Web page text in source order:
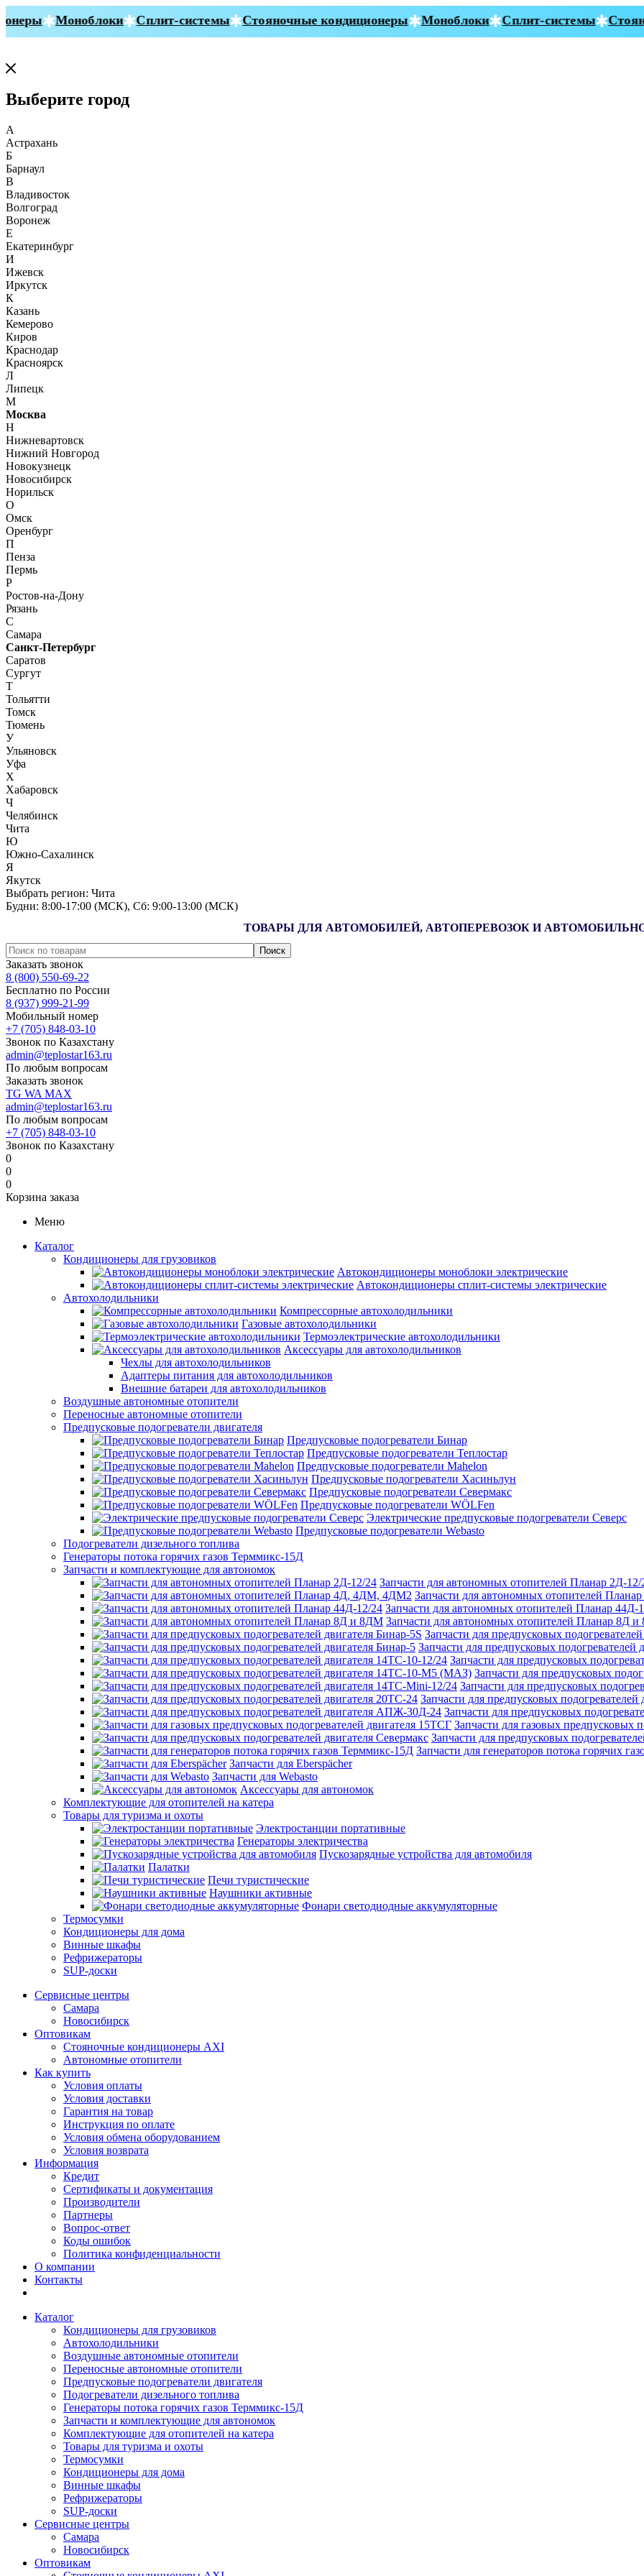
Моноблоки Сплит-системы Стояночные кондиционеры Моноблоки Сплит-системы
Выберите город
А
Астрахань
Б
Барнаул
В
Владивосток
Волгоград
Воронеж
Е
Екатеринбург
И
Ижевск
Иркутск
К
Казань
Кемерово
Киров
Краснодар
Красноярск
Л
Липецк
М
Москва
Н
Нижневартовск
Нижний Новгород
Новокузнецк
Новосибирск
Норильск
О
Омск
Оренбург
П
Пенза
Пермь
Р
Ростов-на-Дону
Рязань
С
Самара
Санкт-Петербург
Саратов
Сургут
Т
Тольятти
Томск
Тюмень
У
Ульяновск
Уфа
Х
Хабаровск
Ч
Челябинск
Чита
Ю
Южно-Сахалинск
Я
Якутск
Выбрать регион: Чита
Будни: 8:00‑17:00 (МСК), Сб: 9:00‑13:00 (МСК)
ТОВАРЫ ДЛЯ АВТОМОБИЛЕЙ, АВТОПЕРЕВОЗОК И
Заказать звонок
8 (800) 550-69-22
Бесплатно по России
8 (937) 999-21-99
Мобильный номер
+7 (705) 848-03-10
Звонок по Казахстану
admin@teplostar163.ru
По любым вопросам
Заказать звонок
TG WA MAX
admin@teplostar163.ru
По любым вопросам
+7 (705) 848-03-10
Звонок по Казахстану
0
0
0
Корзина заказа
Меню
Каталог
Кондиционеры для грузовиков
Автокондиционеры моноблоки электрические
Автокондиционеры сплит-системы электрические
Автохолодильники
Компрессорные автохолодильники
Газовые автохолодильники
Термоэлектрические автохолодильники
Аксессуары для автохолодильников
Чехлы для автохолодильников
Адаптеры питания для автохолодильников
Внешние батареи для автохолодильников
Воздушные автономные отопители
Переносные автономные отопители
Предпусковые подогреватели двигателя
Предпусковые подогреватели Бинар
Предпусковые подогреватели Теплостар
Предпусковые подогреватели Mahelon
Предпусковые подогреватели Хасиньлун
Предпусковые подогреватели Севермакс
Предпусковые подогреватели WÖLFen
Электрические предпусковые подогреватели Северс
Предпусковые подогреватели Webasto
Подогреватели дизельного топлива
Генераторы потока горячих газов Терммикс-15Д
Запчасти и комплектующие для автономок
Запчасти для автономных отопителей Планар 2Д-12/
Запчасти для автономных отопителей
Запчасти для автономных отопителей Планар 44Д-
Запчасти для автономных отопителей Планар 8Д
Запчасти для предпусковых
Запчасти для предпусковых подогревателей
Запчасти для предпусковых
Запчасти для предпусковых
Запчасти для предпусковых
Запчасти для предпусковых
Запчасти для предпусковых
Запчасти для газовых предпусковых
Запчасти для предпусковых
Запчасти для генераторов потока горячих
Запчасти для Eberspächer
Запчасти для Webasto
Аксессуары для автономок
Комплектующие для отопителей на катера
Товары для туризма и охоты
Электростанции портативные
Генераторы электричества
Пускозарядные устройства для автомобиля
Палатки
Печи туристические
Наушники активные
Фонари светодиодные аккумуляторные
Термосумки
Кондиционеры для дома
Винные шкафы
Рефрижераторы
SUP-доски
Сервисные центры
Самара
Новосибирск
Оптовикам
Стояночные кондиционеры AXI
Автономные отопители
Как купить
Условия оплаты
Условия доставки
Гарантия на товар
Инструкция по оплате
Условия обмена оборудованием
Условия возврата
Информация
Кредит
Сертификаты и документация
Производители
Партнеры
Вопрос-ответ
Коды ошибок
Политика конфиденциальности
О компании
Контакты
Каталог
Кондиционеры для грузовиков
Автохолодильники
Воздушные автономные отопители
Переносные автономные отопители
Предпусковые подогреватели двигателя
Подогреватели дизельного топлива
Генераторы потока горячих газов Терммикс-15Д
Запчасти и комплектующие для автономок
Комплектующие для отопителей на катера
Товары для туризма и охоты
Термосумки
Кондиционеры для дома
Винные шкафы
Рефрижераторы
SUP-доски
Сервисные центры
Самара
Новосибирск
Оптовикам